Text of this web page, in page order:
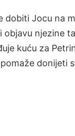
dobiti Jocu na
objavu njezine
kuću za
donijeti